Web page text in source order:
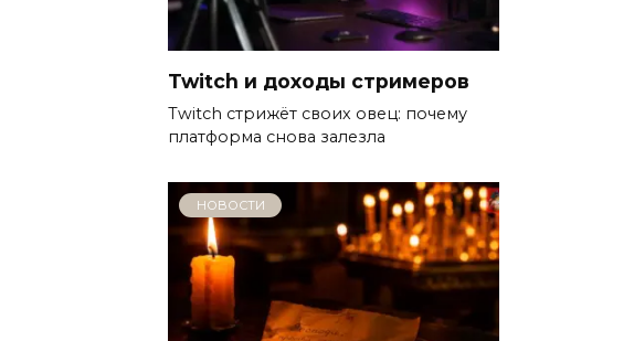
Twitch и доходы стримеров
Twitch стрижёт своих овец: почему
платформа снова залезла
НОВОСТИ